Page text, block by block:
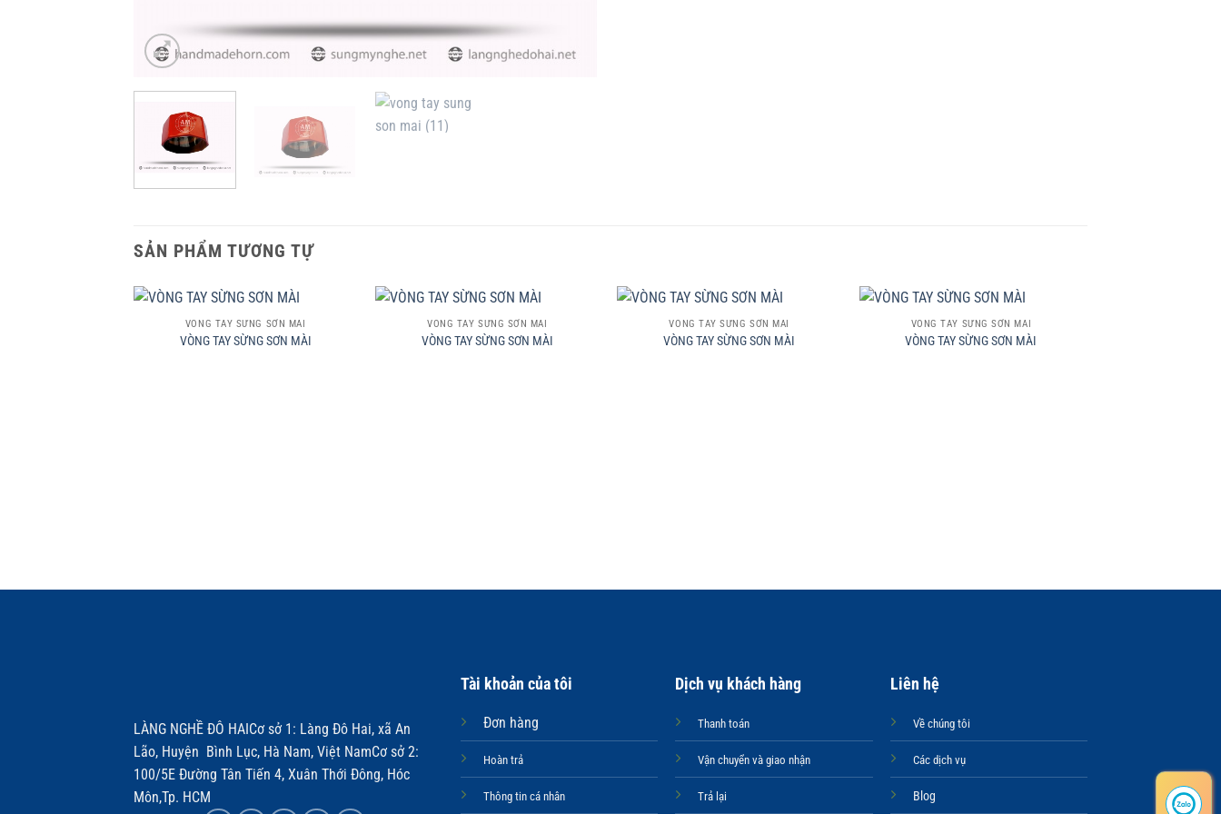
SẢN PHẨM TƯƠNG TỰ
+
VÒNG TAY SỪNG SƠN MÀI
VÒNG TAY SỪNG SƠN MÀI
+
VÒNG TAY SỪNG SƠN MÀI
VÒNG TAY SỪNG SƠN MÀI
+
VÒNG TAY SỪNG SƠN MÀI
VÒNG TAY SỪNG SƠN MÀI
+
VÒNG TAY SỪNG SƠN MÀI
VÒNG TAY SỪNG SƠN MÀI
LÀNG NGHỀ ĐÔ HAICơ sở 1: Làng Đô Hai, xã An
Lão, Huyện Bình Lục, Hà Nam, Việt NamCơ sở 2:
100/5E Đường Tân Tiến 4, Xuân Thới Đông, Hóc
Môn,Tp. HCM
Tài khoản của tôi
Đơn hàng
Hoàn trả
Thông tin cá nhân
Dịch vụ khách hàng
Thanh toán
Vận chuyển và giao nhận
Trả lại
Liên hệ
Về chúng tôi
Các dịch vụ
Blog